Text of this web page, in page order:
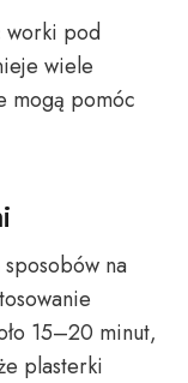
worki pod
wiele
mogą pomóc
na
15–20 minut,
plasterki